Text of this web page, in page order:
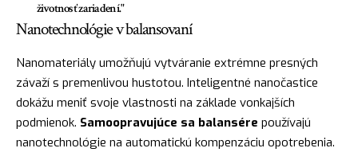
životnosť zariadení."
Nanotechnológie v balansovaní
Nanomateriály umožňujú vytváranie extrémne presných
závaží s premenlivou hustotou. Inteligentné nanočastice
dokážu meniť svoje vlastnosti na základe vonkajších
podmienok. Samoopravujúce sa balansére používajú
nanotechnológie na automatickú kompenzáciu opotrebenia.